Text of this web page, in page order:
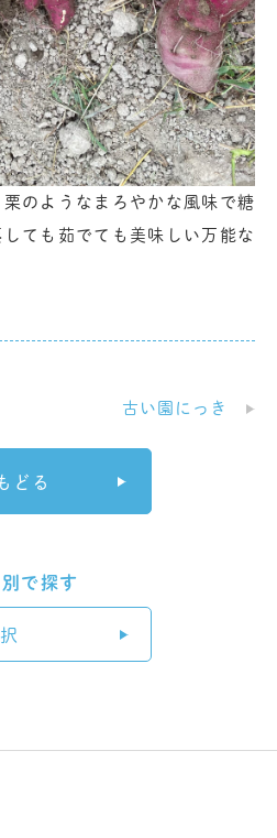
のようなまろやかな風味で糖
ても茹でても美味しい万能な
どる
古い園にっき
別で探す